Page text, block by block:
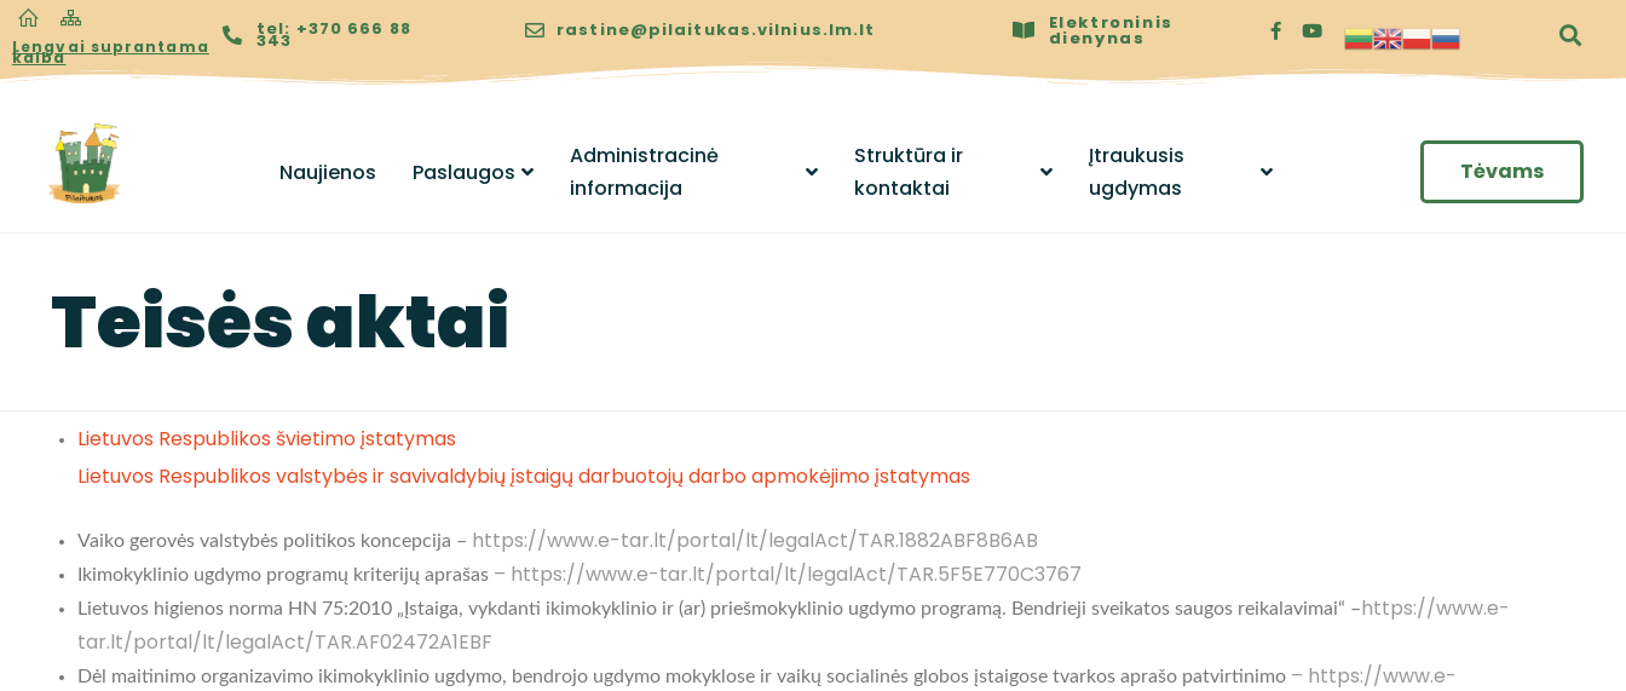
Lengvai suprantama
kalba
tel: +370 666 88
343 rastine@pilaitukas.vilnius.lm.lt Elektroninis
dienynas
Naujienos Paslaugos
Administracinė
informacija
Struktūra ir
kontaktai
Įtraukusis
ugdymas
Tėvams
Teisės aktai
Lietuvos Respublikos švietimo įstatymas
Lietuvos Respublikos valstybės ir savivaldybių įstaigų darbuotojų darbo apmokėjimo įstatymas
Vaiko gerovės valstybės politikos koncepcija – https://www.e-tar.lt/portal/lt/legalAct/TAR.1882ABF8B6AB
Ikimokyklinio ugdymo programų kriterijų aprašas – https://www.e-tar.lt/portal/lt/legalAct/TAR.5F5E770C3767
Lietuvos higienos norma HN 75:2010 „Įstaiga, vykdanti ikimokyklinio ir (ar) priešmokyklinio ugdymo programą. Bendrieji sveikatos saugos reikalavimai“ –https://www.e-
tar.lt/portal/lt/legalAct/TAR.AF02472A1EBF
Dėl maitinimo organizavimo ikimokyklinio ugdymo, bendrojo ugdymo mokyklose ir vaikų socialinės globos įstaigose tvarkos aprašo patvirtinimo – https://www.e-